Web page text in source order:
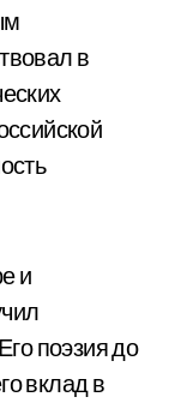
в
и
поэзия до
вклад в